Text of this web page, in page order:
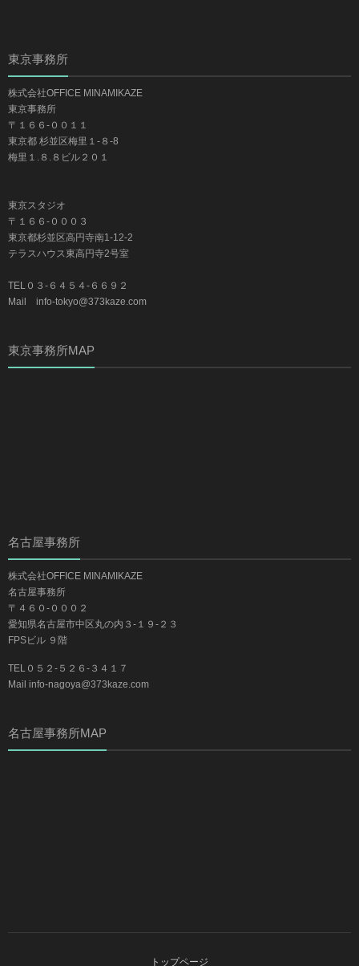
東京事務所
株式会社OFFICE MINAMIKAZE
東京事務所
〒１６６-００１１
東京都 杉並区梅里１-８-8
梅里１.８.８ビル２０１
東京スタジオ
〒１６６-０００３
東京都杉並区高円寺南1-12-2
テラスハウス東高円寺2号室
TEL０３-６４５４-６６９２
Mail info-tokyo@373kaze.com
東京事務所MAP
名古屋事務所
株式会社OFFICE MINAMIKAZE
名古屋事務所
〒４６０-０００２
愛知県名古屋市中区丸の内３-１９-２３
FPSビル ９階
TEL０５２-５２６-３４１７
Mail info-nagoya@373kaze.com
名古屋事務所MAP
トップページ